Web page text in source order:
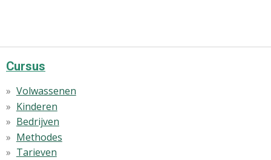
Cursus
Volwassenen
Kinderen
Bedrijven
Methodes
Tarieven